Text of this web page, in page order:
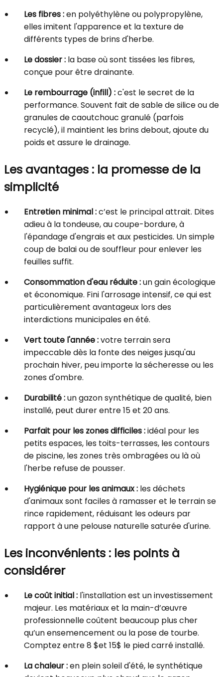
Les fibres :en polyéthylène ou polypropylène,
elles imitent l'apparence et la texture de
différents types de brins d'herbe.
Le dossier : la base où sont tissées les fibres,
conçue pour être drainante.
Le rembourrage (infill) :c'est le secret de la
performance. Souvent fait de sable de silice ou de
granules de caoutchouc granulé (parfois
recyclé), il maintient les brins debout, ajoute du
poids et assure le drainage.
Les avantages : la promesse de la
simplicité
Entretien minimal :c’est le principal attrait. Dites
adieu à la tondeuse, au coupe-bordure, à
l'épandage d'engrais et aux pesticides. Un simple
coup de balai ou de souffleur pour enlever les
feuilles suffit.
Consommation d'eau réduite :un gain écologique
et économique. Fini l'arrosage intensif, ce qui est
particulièrement avantageux lors des
interdictions municipales en été.
Vert toute l'année :votre terrain sera
impeccable dès la fonte des neiges jusqu'au
prochain hiver, peu importe la sécheresse ou les
zones d'ombre.
Durabilité :un gazon synthétique de qualité, bien
installé, peut durer entre 15 et 20 ans.
Parfait pour les zones difficiles :idéal pour les
petits espaces, les toits-terrasses, les contours
de piscine, les zones très ombragées ou là où
l'herbe refuse de pousser.
Hygiénique pour les animaux : les déchets
d'animaux sont faciles à ramasser et le terrain se
rince rapidement, réduisant les odeurs par
rapport à une pelouse naturelle saturée d'urine.
Les inconvénients : les points à
considérer
Le coût initial : l'installation est un investissement
majeur. Les matériaux et la main-d’œuvre
professionnelle coûtent beaucoup plus cher
qu’un ensemencement ou la pose de tourbe.
Comptez entre 8 $et 15$ le pied carré installé.
La chaleur :en plein soleil d'été, le synthétique